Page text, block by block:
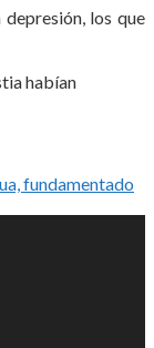
los que
habían
fundamentado